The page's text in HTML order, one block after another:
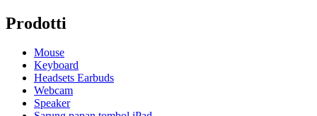
Prodotti
Mouse
Keyboard
Headsets Earbuds
Webcam
Speaker